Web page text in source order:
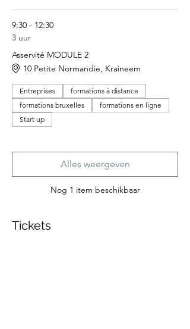
9:30 - 12:30
3 uur
Asservité MODULE 2
10 Petite Normandie, Kraineem
Entreprises
formations à distance
formations bruxelles
formations en ligne
Start up
Nog 1 item beschikbaar
Alles weergeven
Tickets